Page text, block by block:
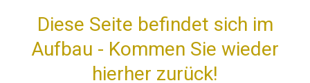
Diese Seite befindet sich im
Aufbau - Kommen Sie wieder
hierher zurück!